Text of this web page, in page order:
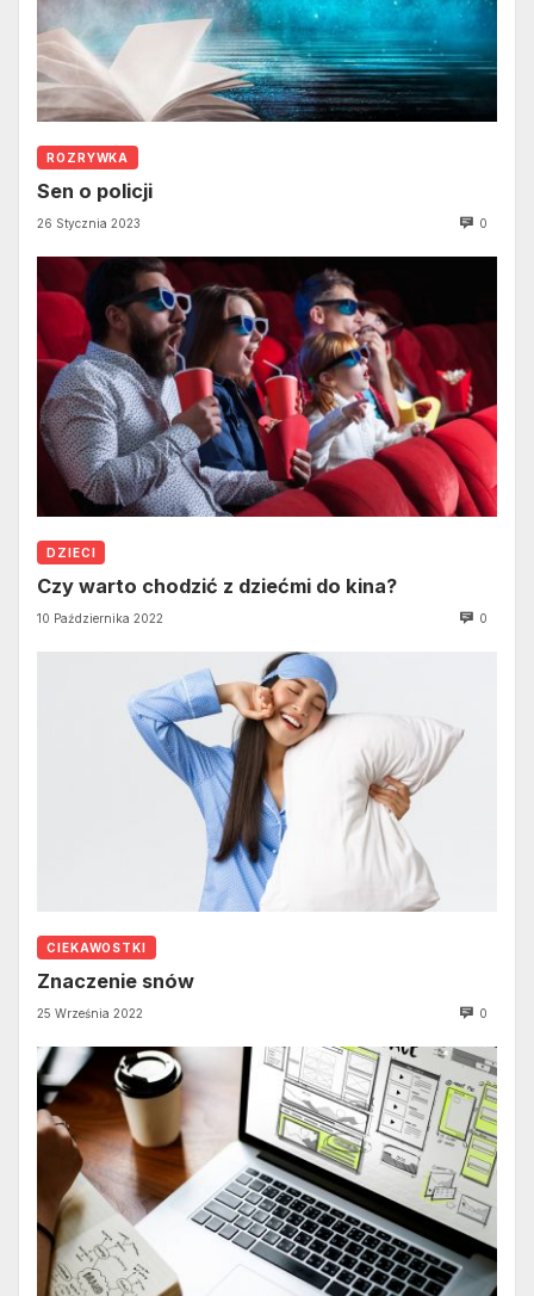
ROZRYWKA
Sen o policji
26 Stycznia 2023 0
DZIECI
Czy warto chodzić z dziećmi do kina?
10 Października 2022 0
CIEKAWOSTKI
Znaczenie snów
25 Września 2022 0